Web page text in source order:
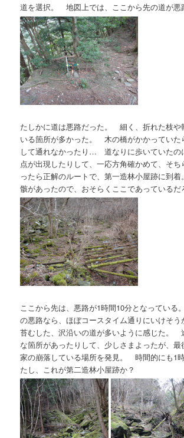
道を選択。 地図上では、ここから先の道が悪
たしかに道は悪路だった。 細く、折れた枝や
いる箇所が多かった。 木の橋がかかっていた
して通れなかったり… 道なりに歩いていたの
点が出現したりして、一応方角確かめて、そ
ったら正解のルートで、第一造林小屋跡に到
骸があったので、おそらくここであっているだ
ここから先は、悪路が1時間10分となってい
の悪路なら、ほぼコースタイム通りにいけそう
苔むした、沢沿いの道が多いように感じた。
な箇所があったりして、少しさまよったが、最
家の崩落している場所を発見。 時間的にも1
たし、これが第二造林小屋跡か？